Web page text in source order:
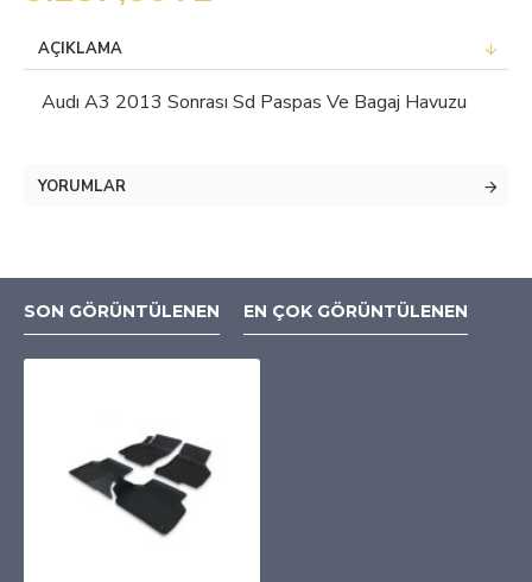
AÇIKLAMA
Audı A3 2013 Sonrası Sd Paspas Ve Bagaj Havuzu
YORUMLAR
SON GÖRÜNTÜLENEN EN ÇOK GÖRÜNTÜLENEN